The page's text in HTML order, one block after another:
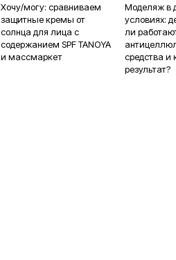
Хочу/могу: сравниваем
защитные кремы от
солнца для лица с
содержанием SPF TANOYA
и массмаркет
Моделяж в
условиях:
ли
средства и
результат?